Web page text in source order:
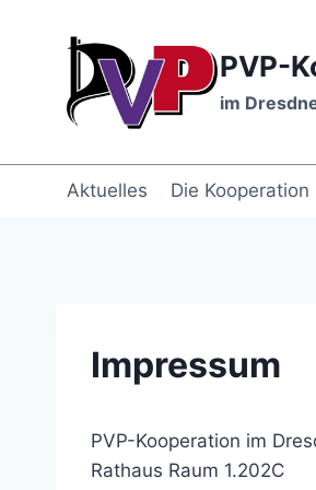
PVP-
im
Aktuelles Die Kooperation
Impressum
PVP-Kooperation im
Rathaus Raum 1.202C